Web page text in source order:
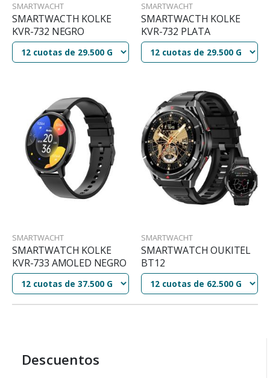
SMARTWACHT
SMARTWACTH KOLKE
KVR-732 NEGRO
SMARTWACHT
SMARTWACTH KOLKE
KVR-732 PLATA
SMARTWACHT
SMARTWATCH KOLKE
KVR-733 AMOLED NEGRO
SMARTWACHT
SMARTWATCH OUKITEL
BT12
Descuentos